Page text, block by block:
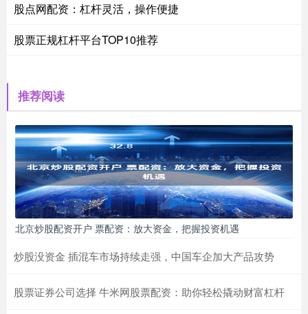
股点网配资：杠杆灵活，操作便捷
股票正规杠杆平台TOP10推荐
推荐阅读
北京炒股配资开户 票配资：放大资金，把握投资机遇
炒股没资金 插混车市场持续走强，中国车企加大产品攻势
股票证券公司选择 牛米网股票配资：助你轻松撬动财富杠杆